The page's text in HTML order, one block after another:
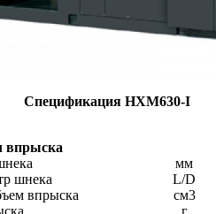
Спецификация HXM630-I
впрыска
мм
шнека
L/D
впрыска
см3
г